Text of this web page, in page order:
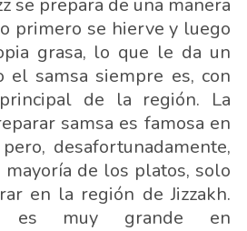
se prepara de una manera
primero se hierve y luego
grasa, lo que le da un
el samsa siempre es, con
de la región. La
samsa es famosa en
desafortunadamente,
de los platos, solo
en la región de Jizzakh.
es muy grande en